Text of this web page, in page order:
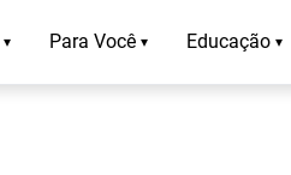
▾ Para Você ▾ Educação ▾